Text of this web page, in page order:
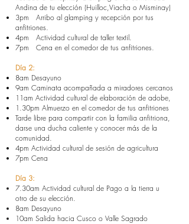
Andina de tu elección (Huilloc,Viacha o Misminay)
3pm Arribo al glamping y recepción por tus
anfitriones.
4pm Actividad cultural de taller textil.
7pm Cena en el comedor de tus anfitriones.
Día 2:
8am Desayuno
9am Caminata acompañada a miradores cercanos
11am Actividad cultural de elaboración de adobe,
1.30pm Almuerzo en el comedor de tus anfitriones
Tarde libre para compartir con la familia anfitriona,
darse una ducha caliente y conocer más de la
comunidad.
4pm Actividad cultural de sesión de agricultura
7pm Cena
Día 3:
7.30am Actividad cultural de Pago a la tierra u
otro de su elección.
8am Desayuno
10am Salida hacia Cusco o Valle Sagrado